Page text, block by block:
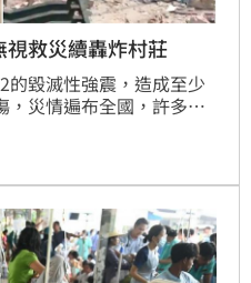
救災續轟炸村莊
的毀滅性強震，造成至少
，災情遍布全國，許多建
未將救災視為首要任務，